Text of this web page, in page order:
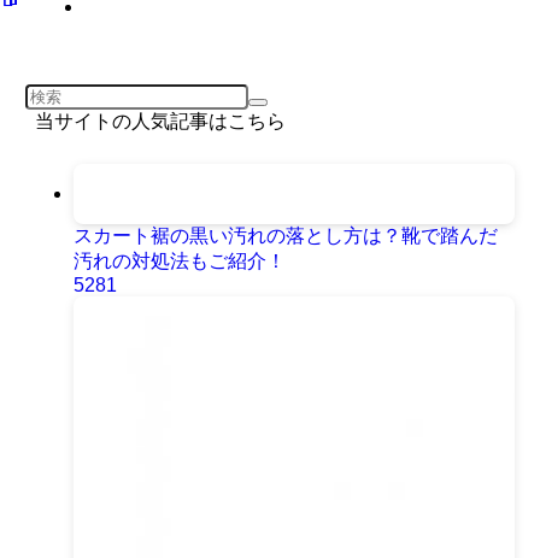
当サイトの人気記事はこちら
スカート裾の黒い汚れの落とし方は？靴で踏んだ
汚れの対処法もご紹介！
5281